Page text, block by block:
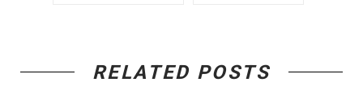
RELATED POSTS